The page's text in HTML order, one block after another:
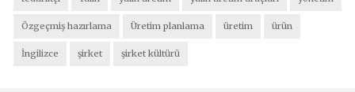
Özgeçmiş hazırlama Üretim planlama üretim ürün
İngilizce şirket şirket kültürü